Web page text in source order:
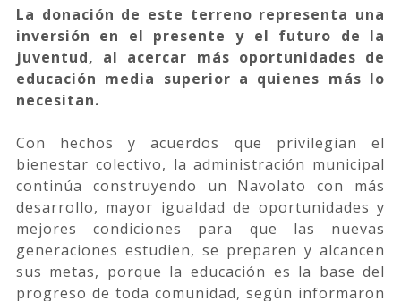
La donación de este terreno representa una
inversión en el presente y el futuro de la
juventud, al acercar más oportunidades de
educación media superior a quienes más lo
necesitan.
Con hechos y acuerdos que privilegian el
bienestar colectivo, la administración municipal
continúa construyendo un Navolato con más
desarrollo, mayor igualdad de oportunidades y
mejores condiciones para que las nuevas
generaciones estudien, se preparen y alcancen
sus metas, porque la educación es la base del
progreso de toda comunidad, según informaron